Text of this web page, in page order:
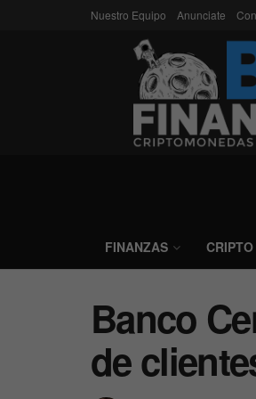
Nuestro Equipo Anunciate
FINANZAS CRIPTO
Banco
de